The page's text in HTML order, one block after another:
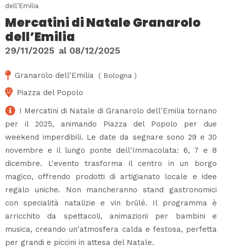
dell’Emilia
Mercatini di Natale Granarolo
dell’Emilia
29/11/2025 al 08/12/2025
Granarolo dell'Emilia ( Bologna )
Piazza del Popolo
I Mercatini di Natale di Granarolo dell'Emilia tornano
per il 2025, animando Piazza del Popolo per due
weekend imperdibili. Le date da segnare sono 29 e 30
novembre e il lungo ponte dell'Immacolata: 6, 7 e 8
dicembre. L'evento trasforma il centro in un borgo
magico, offrendo prodotti di artigianato locale e idee
regalo uniche. Non mancheranno stand gastronomici
con specialità natalizie e vin brûlé. Il programma è
arricchito da spettacoli, animazioni per bambini e
musica, creando un'atmosfera calda e festosa, perfetta
per grandi e piccini in attesa del Natale.